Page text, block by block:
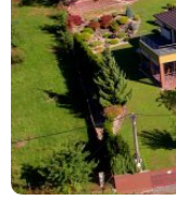
Prečo
Kúpte si
Po 7
2025